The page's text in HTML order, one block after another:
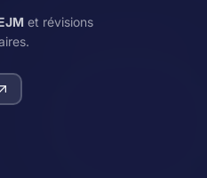
et révisions